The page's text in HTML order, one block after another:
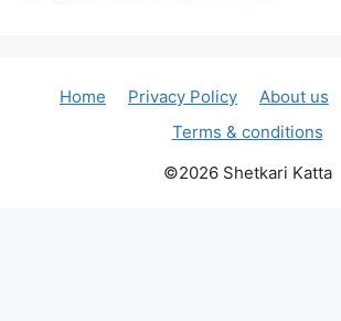
Home Privacy Policy About us
Terms & conditions
©2026 Shetkari Katta